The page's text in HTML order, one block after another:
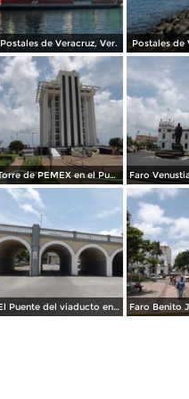
Postales de Veracruz, Ver. Postales de
Torre de PEMEX en el Puerto de Veracruz. Julio/2012
El Puente del viaducto en Veracruz. Julio/2012